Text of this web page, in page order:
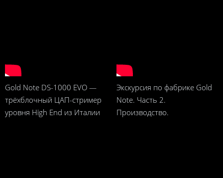
Gold Note DS-1000 EVO —
трёхблочный ЦАП-стример
уровня High End из Италии
Экскурсия по фабрике Gold
Note. Часть 2.
Производство.